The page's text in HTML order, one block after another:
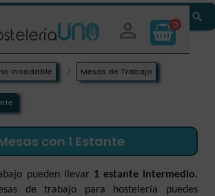
 0

inoxidable Mesas de Trabajo
con 1 Estante
pueden llevar 1 estante intermedio.
de trabajo para hostelería puedes